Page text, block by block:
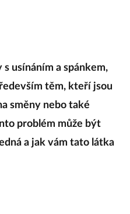
usínáním a spánkem,
těm, kteří jsou
směny nebo také
problém může být
a jak vám tato látka